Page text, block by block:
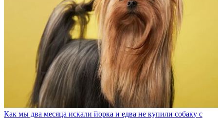
Как мы два месяца искали йорка и едва не купили собаку с